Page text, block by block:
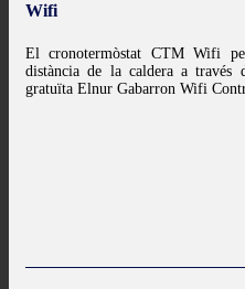
Wifi
El cronotermòstat CTM Wifi
distància de la caldera a través
gratuïta Elnur Gabarron Wifi